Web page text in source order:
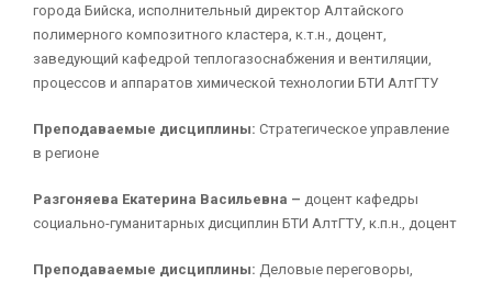
города Бийска, исполнительный директор Алтайского
полимерного композитного кластера, к.т.н., доцент,
заведующий кафедрой теплогазоснабжения и вентиляции,
процессов и аппаратов химической технологии БТИ АлтГТУ
Преподаваемые дисциплины: Стратегическое управление
в регионе
Разгоняева Екатерина Васильевна – доцент кафедры
социально-гуманитарных дисциплин БТИ АлтГТУ, к.п.н., доцент
Преподаваемые дисциплины: Деловые переговоры,